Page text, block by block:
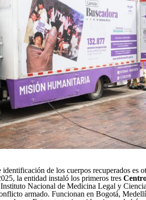
de los cuerpos recuperados es
la entidad instaló los primeros tres
Nacional de Medicina Legal y
armado. Funcionan en Bogotá,